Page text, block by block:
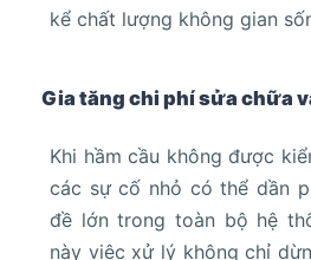
kể chất lượng không gian
Gia tăng chi phí sửa chữa
Khi hầm cầu không được
các sự cố nhỏ có thể dần
đề lớn trong toàn bộ hệ
này việc xử lý không chỉ